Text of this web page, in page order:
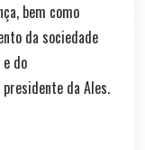
bem como
da sociedade
do
da Ales.